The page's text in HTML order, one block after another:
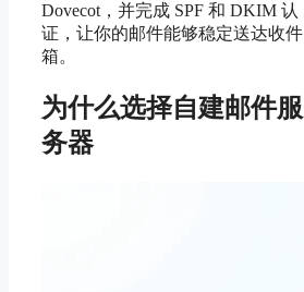
Dovecot，并完成 SPF 和 DKIM 认
证，让你的邮件能够稳定送达收件
箱。
为什么选择自建邮件服
务器